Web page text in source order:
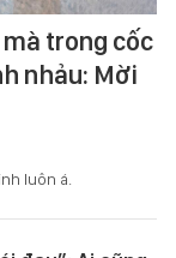
trong cốc
nhảu: Mời
luôn á.